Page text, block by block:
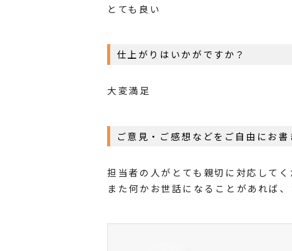
とても良い
仕上がりはいかがですか？
大変満足
ご意見・ご感想などをご自由にお書
担当者の人がとても親切に対応してく
また何かお世話になることがあれば、